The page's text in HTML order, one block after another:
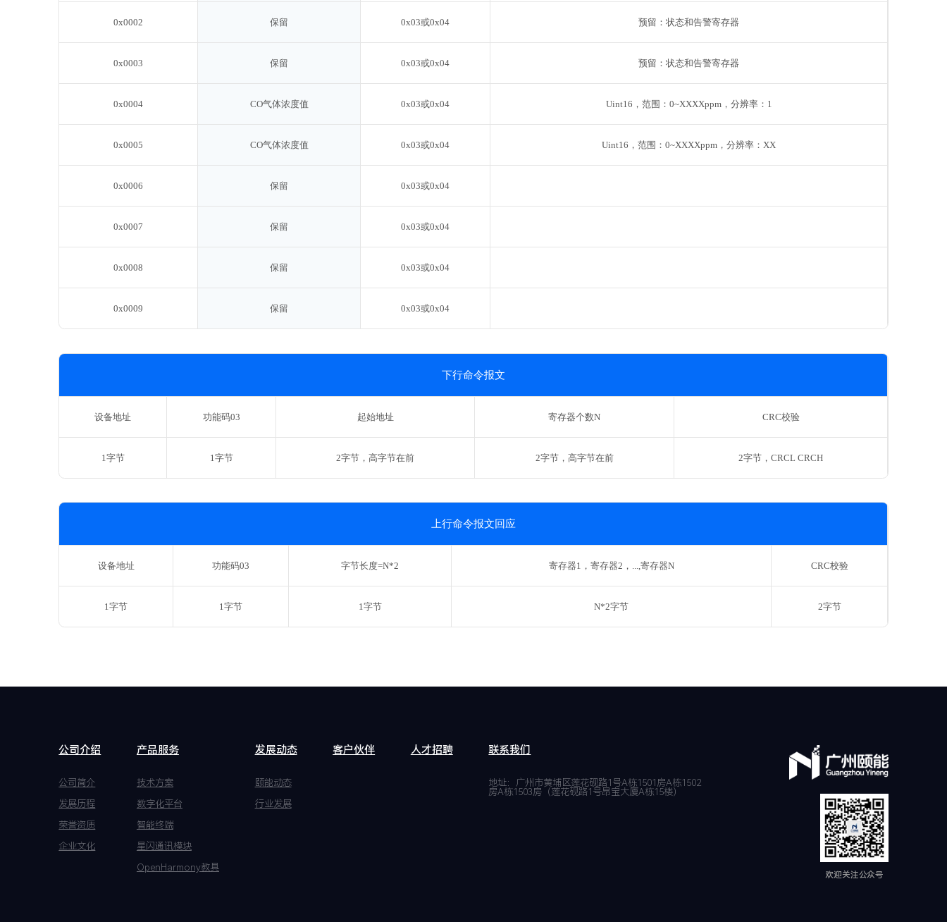
0x0002 保留 0x03或0x04 预留：状态和告警寄存器
0x0003 保留 0x03或0x04 预留：状态和告警寄存器
0x0004 CO气体浓度值 0x03或0x04 Uint16，范围：0~XXXXppm，分辨率：1
0x0005 CO气体浓度值 0x03或0x04 Uint16，范围：0~XXXXppm，分辨率：XX
0x0006 保留 0x03或0x04
0x0007 保留 0x03或0x04
0x0008 保留 0x03或0x04
0x0009 保留 0x03或0x04
下行命令报文
设备地址 功能码03 起始地址 寄存器个数N CRC校验
1字节 1字节 2字节，高字节在前 2字节，高字节在前 2字节，CRCL CRCH
上行命令报文回应
设备地址 功能码03 字节长度=N*2 寄存器1，寄存器2，...,寄存器N CRC校验
1字节 1字节 1字节 N*2字节 2字节
公司介绍
公司简介
发展历程
荣誉资质
企业文化
产品服务
技术方案
数字化平台
智能终端
星闪通讯模块
OpenHarmony教具
发展动态
颐能动态
行业发展
客户伙伴 人才招聘 联系我们
地址：广州市黄埔区莲花砚路1号A栋1501房A栋1502
房A栋1503房（莲花砚路1号昂宝大厦A栋15楼）
欢迎关注公众号